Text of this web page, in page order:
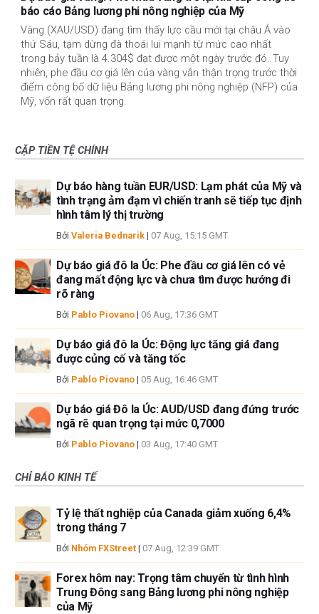
báo cáo Bảng lương phi nông nghiệp của Mỹ
Vàng (XAU/USD) đang tìm thấy lực cầu mới tại châu Á vào
thứ Sáu, tạm dừng đà thoái lui mạnh từ mức cao nhất
trong bảy tuần là 4.304$ đạt được một ngày trước đó. Tuy
nhiên, phe đầu cơ giá lên của vàng vẫn thận trọng trước thời
điểm công bố dữ liệu Bảng lương phi nông nghiệp (NFP) của
Mỹ, vốn rất quan trọng.
CẶP TIỀN TỆ CHÍNH
Dự báo hàng tuần EUR/USD: Lạm phát của Mỹ và
tình trạng ảm đạm vì chiến tranh sẽ tiếp tục định
hình tâm lý thị trường
Bởi Valeria Bednarik | 07 Aug, 15:15 GMT
Dự báo giá đô la Úc: Phe đầu cơ giá lên có vẻ
đang mất động lực và chưa tìm được hướng đi
rõ ràng
Bởi Pablo Piovano | 06 Aug, 17:36 GMT
Dự báo giá đô la Úc: Động lực tăng giá đang
được củng cố và tăng tốc
Bởi Pablo Piovano | 05 Aug, 16:46 GMT
Dự báo giá Đô la Úc: AUD/USD đang đứng trước
ngã rẽ quan trọng tại mức 0,7000
Bởi Pablo Piovano | 03 Aug, 17:40 GMT
CHỈ BÁO KINH TẾ
Tỷ lệ thất nghiệp của Canada giảm xuống 6,4%
trong tháng 7
Bởi Nhóm FXStreet | 07 Aug, 12:39 GMT
Forex hôm nay: Trọng tâm chuyển từ tình hình
Trung Đông sang Bảng lương phi nông nghiệp
của Mỹ